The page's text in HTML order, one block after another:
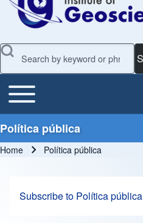
Search
Main Menu
Toggle main menu
Política pública
Home Política pública
Subscribe to Política pública